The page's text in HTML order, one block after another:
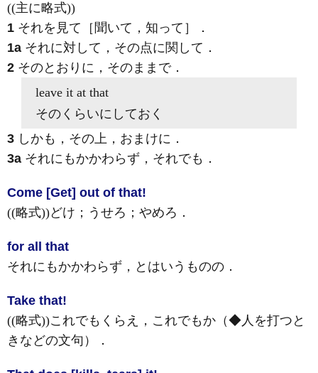
((主に略式))
1 それを見て［聞いて，知って］
．
1a それに対して，その点に関して ．
2 そのとおりに，そのままで．
leave it at that
そのくらいにしておく
3 しかも，その上，おまけに ．
3a それにもかかわらず，それでも ．
Come [Get] out of that!
((略式))どけ；うせろ；やめろ ．
for all that
それにもかかわらず，とはいうものの ．
Take that!
((略式))これでもくらえ，これでもか（◆人を打つと
きなどの文句）
．